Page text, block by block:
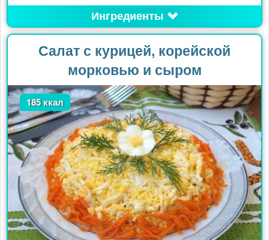
Ингредиенты
Салат с курицей, корейской
морковью и сыром
185 ккал